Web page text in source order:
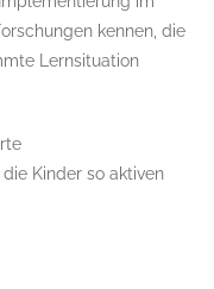
kennen, die
Lernsituation
Kinder so aktiven